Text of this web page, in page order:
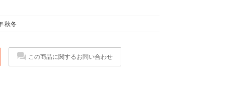
秋冬
この商品に関するお問い合わせ